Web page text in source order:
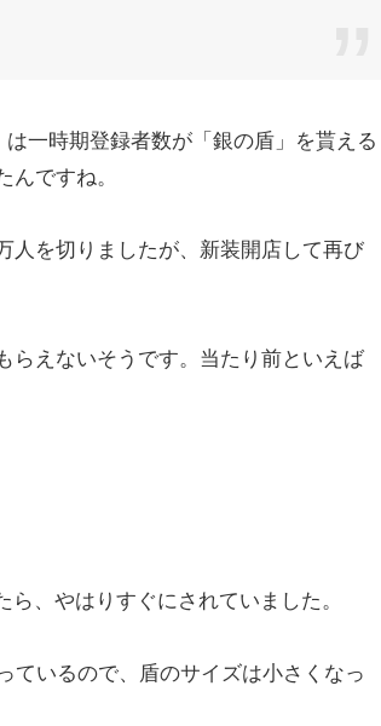
一時期登録者数が「銀の盾」を貰える
ですね。
人を切りましたが、新装開店して再び
らえないそうです。当たり前といえば
、やはりすぐにされていました。
ているので、盾のサイズは小さくなっ